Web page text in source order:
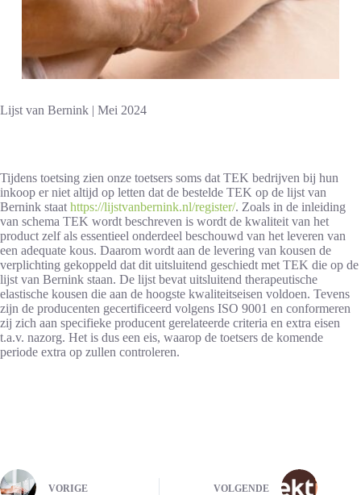
Lijst van Bernink | Mei 2024
Tijdens toetsing zien onze toetsers soms dat TEK bedrijven bij hun
inkoop er niet altijd op letten dat de bestelde TEK op de lijst van
Bernink staat https://lijstvanbernink.nl/register/. Zoals in de inleiding
van schema TEK wordt beschreven is wordt de kwaliteit van het
product zelf als essentieel onderdeel beschouwd van het leveren van
een adequate kous. Daarom wordt aan de levering van kousen de
verplichting gekoppeld dat dit uitsluitend geschiedt met TEK die op de
lijst van Bernink staan. De lijst bevat uitsluitend therapeutische
elastische kousen die aan de hoogste kwaliteitseisen voldoen. Tevens
zijn de producenten gecertificeerd volgens ISO 9001 en conformeren
zij zich aan specifieke producent gerelateerde criteria en extra eisen
t.a.v. nazorg. Het is dus een eis, waarop de toetsers de komende
periode extra op zullen controleren.
VORIGE VOLGENDE